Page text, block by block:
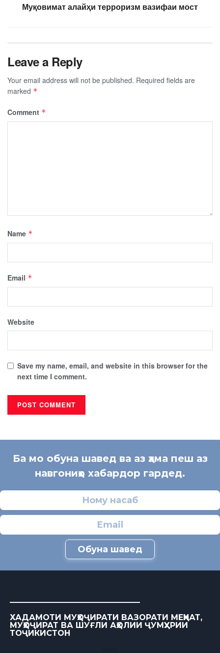
Муқовимат алайҳи терроризм вазифаи мост
Leave a Reply
Your email address will not be published. Required fields are
marked *
Comment *
Name *
Email *
Website
Save my name, email, and website in this browser for the
next time I comment.
Ба мо обуна шавед ва аз ҳама пеш аз
навгониҳо хабардор гардед.
Обуна шавед
ХАДАМОТИ МУҲОҶИРАТИ ВАЗОРАТИ МЕҲНАТ,
МУҲОҶИРАТ ВА ШУҒЛИ АҲОЛИИ ҶУМҲУРИИ
ТОҶИКИСТОН